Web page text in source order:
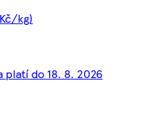
kg)
platí do 18. 8. 2026